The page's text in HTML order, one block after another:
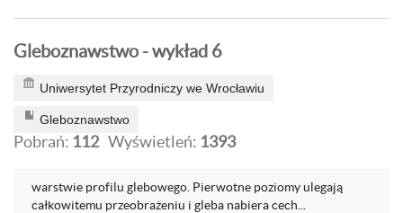
Gleboznawstwo - wykład 6
Uniwersytet Przyrodniczy we Wrocławiu
Gleboznawstwo
Pobrań: 112 Wyświetleń: 1393
warstwie profilu glebowego. Pierwotne poziomy ulegają
całkowitemu przeobrażeniu i gleba nabiera cech...